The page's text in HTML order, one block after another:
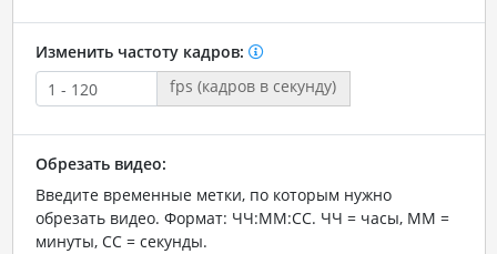
Изменить частоту кадров:
fps (кадров в секунду)
Обрезать видео:
Введите временные метки, по которым нужно
обрезать видео. Формат: ЧЧ:ММ:СС. ЧЧ = часы, ММ =
минуты, СС = секунды.